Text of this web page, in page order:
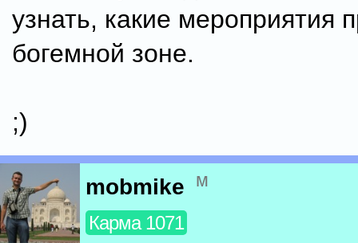
узнать, какие мероприятия
богемной зоне.
;)
mobmike м
Карма 1071